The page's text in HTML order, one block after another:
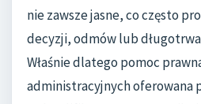
nie zawsze jasne, co często
decyzji, odmów lub
Właśnie dlatego pomoc
administracyjnych oferowana